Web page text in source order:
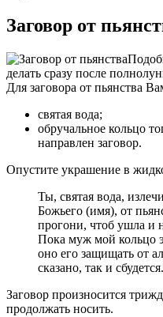
Заговор от
делать сразу после
Для заговора от пьянства
святая вода;
обручальное кольцо
направлен заговор.
Опустите украшение в
Ты, святая вода,
Божьего (имя), от
прогони, чтоб ушла и
Пока муж мой кольцо
оно его защищать от
сказано, так и
Заговор произносится
продолжать носить.